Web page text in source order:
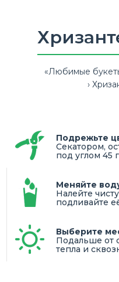
«Любимые
Подрежьте
Секатором,
под углом 45
Меняйте
Налейте
подливайте
Выберите
Подальше от
тепла и